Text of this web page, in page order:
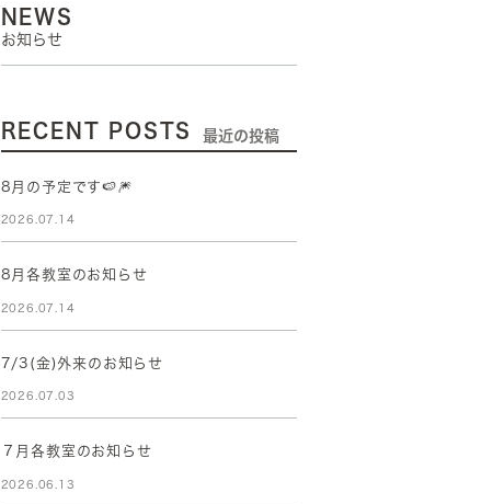
NEWS
お知らせ
RECENT POSTS 最近の投稿
8月の予定です🍉🎆
2026.07.14
8月各教室のお知らせ
2026.07.14
7/3(金)外来のお知らせ
2026.07.03
７月各教室のお知らせ
2026.06.13